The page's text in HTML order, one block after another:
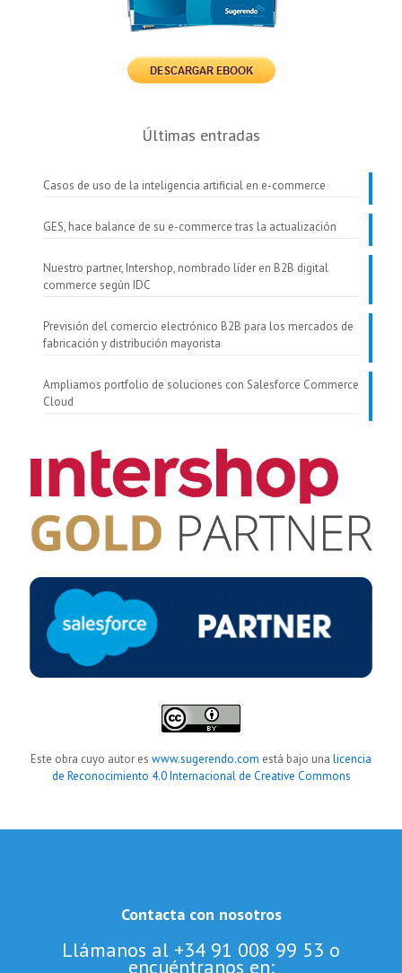
Últimas entradas
Casos de uso de la inteligencia artificial en e-commerce
GES, hace balance de su e-commerce tras la actualización
Nuestro partner, Intershop, nombrado líder en B2B digital
commerce según IDC
Previsión del comercio electrónico B2B para los mercados de
fabricación y distribución mayorista
Ampliamos portfolio de soluciones con Salesforce Commerce
Cloud
Este obra cuyo autor es www.sugerendo.com está bajo una licencia
de Reconocimiento 4.0 Internacional de Creative Commons
Contacta con nosotros
Llámanos al +34 91 008 99 53 o
encuéntranos en: